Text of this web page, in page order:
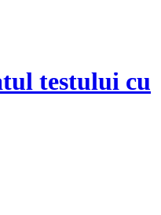
testului cu